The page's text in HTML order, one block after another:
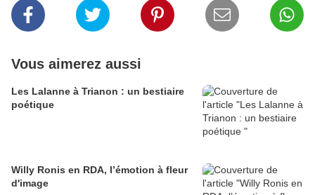
Vous aimerez aussi
Les Lalanne à Trianon : un bestiaire
poétique
Willy Ronis en RDA, l’émotion à fleur
d'image